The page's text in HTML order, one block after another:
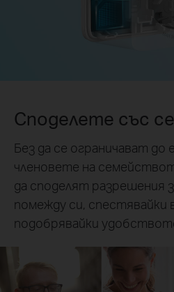
Споделете със
Без да се ограничават до
членовете на
да споделят разрешения
помежду си, спестявайки
подобрявайки